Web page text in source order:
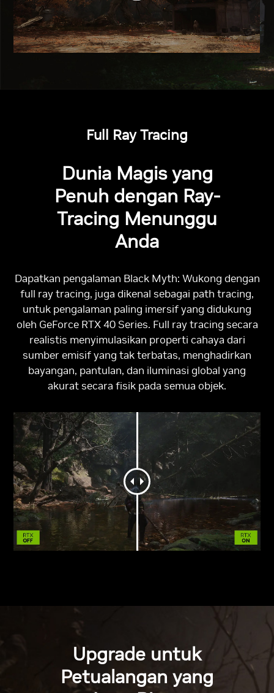
Full Ray Tracing
Dunia Magis yang
Penuh dengan Ray-
Tracing Menunggu
Anda
Dapatkan pengalaman Black Myth: Wukong dengan
full ray tracing, juga dikenal sebagai path tracing,
untuk pengalaman paling imersif yang didukung
oleh GeForce RTX 40 Series. Full ray tracing secara
realistis menyimulasikan properti cahaya dari
sumber emisif yang tak terbatas, menghadirkan
bayangan, pantulan, dan iluminasi global yang
akurat secara fisik pada semua objek.
Upgrade untuk
Petualangan yang